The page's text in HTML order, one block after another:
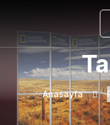
Anasayfa